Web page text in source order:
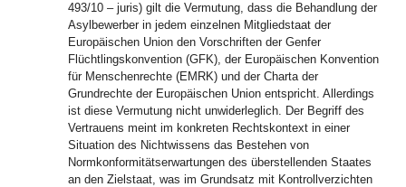
493/10 – juris) gilt die Vermutung, dass die Behandlung der
Asylbewerber in jedem einzelnen Mitgliedstaat der
Europäischen Union den Vorschriften der Genfer
Flüchtlingskonvention (GFK), der Europäischen Konvention
für Menschenrechte (EMRK) und der Charta der
Grundrechte der Europäischen Union entspricht. Allerdings
ist diese Vermutung nicht unwiderleglich. Der Begriff des
Vertrauens meint im konkreten Rechtskontext in einer
Situation des Nichtwissens das Bestehen von
Normkonformitätserwartungen des überstellenden Staates
an den Zielstaat, was im Grundsatz mit Kontrollverzichten